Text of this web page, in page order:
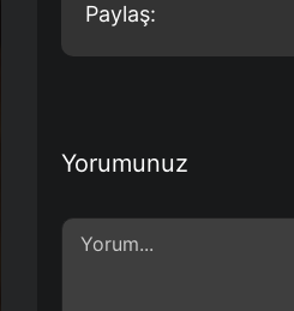
Paylaş:
Yorumunuz
Comment